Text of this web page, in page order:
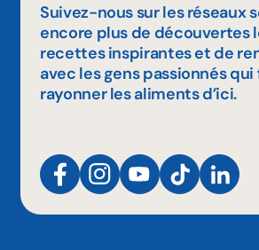
Suivez-nous sur les réseaux
encore plus de découvertes
recettes inspirantes et de
avec les gens passionnés
rayonner les aliments d’ici.